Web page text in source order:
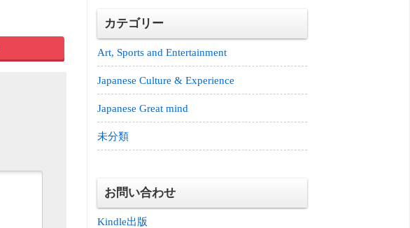
カテゴリー
Art, Sports and Entertainment
Japanese Culture & Experience
Japanese Great mind
未分類
お問い合わせ
Kindle出版